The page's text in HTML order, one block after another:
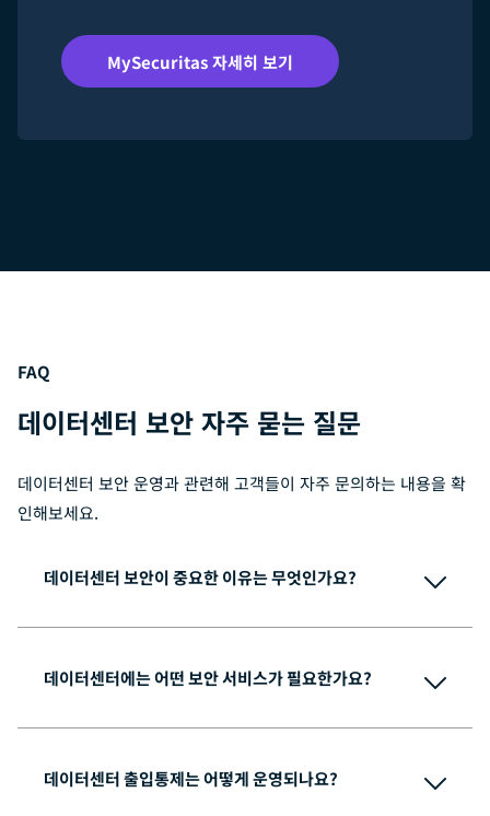
MySecuritas 자세히 보기
FAQ
데이터센터 보안 자주 묻는 질문
데이터센터 보안 운영과 관련해 고객들이 자주 문의하는 내용을 확
인해보세요.
데이터센터 보안이 중요한 이유는 무엇인가요?
데이터센터에는 어떤 보안 서비스가 필요한가요?
데이터센터 출입통제는 어떻게 운영되나요?